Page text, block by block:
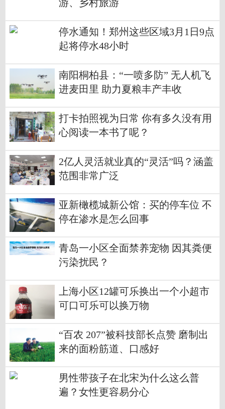
游、乡村旅游
停水通知！郑州这些区域3月1日9点
起将停水48小时
南阳桐柏县：“一喷多防” 无人机飞
进麦田里 助力夏粮丰产丰收
打卡拍照视为日常 你有多久没有用
心阅读一本书了呢？
2亿人灵活就业真的“灵活”吗？涵盖
范围非常广泛
亚新橄榄城新公馆：买的停车位 不
停在渗水是怎么回事
青岛一小区全面禁养宠物 因其粪便
污染扰民？
上海小区12罐可乐换出一个小超市
可口可乐可以换万物
“百农 207”被科技部长点赞 磨制出
来的面粉筋道、口感好
男性带孩子在北宋为什么这么普
遍？女性更容易分心